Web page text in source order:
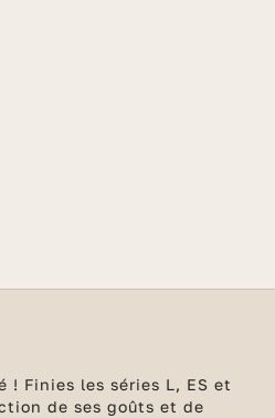
! Finies les séries L, ES et
de ses goûts et de